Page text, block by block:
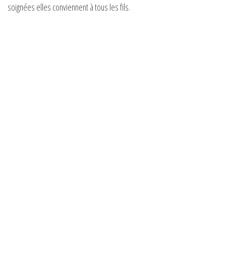
soignées elles conviennent à tous les fils.